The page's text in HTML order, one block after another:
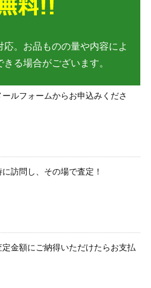
。お品ものの量や内容によ
る場合がございます。
ルフォームからお申込みくださ
訪問し、その場で査定！
定金額にご納得いただけたらお支払